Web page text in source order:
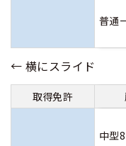
普通
取得免許
中型